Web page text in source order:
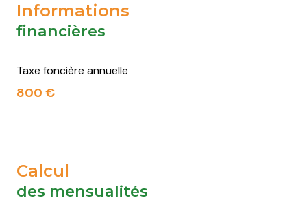
Informations
financières
Taxe foncière annuelle
800 €
Calcul
des mensualités